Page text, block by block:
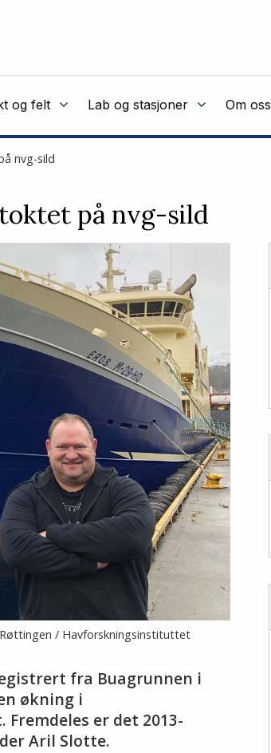
og felt Lab og stasjoner Om oss
nvg-sild
på nvg-sild
/ Havforskningsinstituttet
fra Buagrunnen i
økning i
er det 2013-
Aril Slotte.